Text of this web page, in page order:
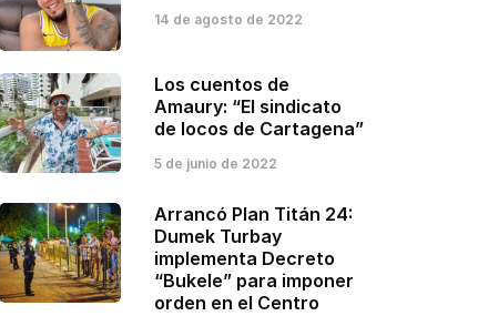
14 de agosto de 2022
Los cuentos de
Amaury: “El sindicato
de locos de Cartagena”
5 de junio de 2022
Arrancó Plan Titán 24:
Dumek Turbay
implementa Decreto
“Bukele” para imponer
orden en el Centro